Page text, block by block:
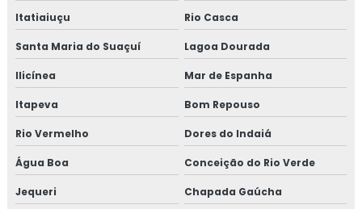
Itatiaiuçu Rio Casca
Santa Maria do Suaçuí Lagoa Dourada
Ilicínea Mar de Espanha
Itapeva Bom Repouso
Rio Vermelho Dores do Indaiá
Água Boa Conceição do Rio Verde
Jequeri Chapada Gaúcha